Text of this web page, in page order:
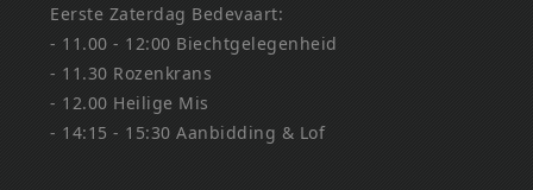
Eerste Zaterdag Bedevaart:
- 11.00 - 12:00 Biechtgelegenheid
- 11.30 Rozenkrans
- 12.00 Heilige Mis
- 14:15 - 15:30 Aanbidding & Lof